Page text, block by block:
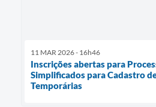
11 MAR 2026 - 16h46
Inscrições abertas para
Simplificados para Cadastro
Temporárias